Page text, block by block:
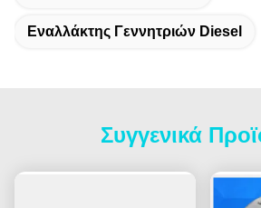
Εναλλάκτης Γεννητριών Diesel
Συγγενικά